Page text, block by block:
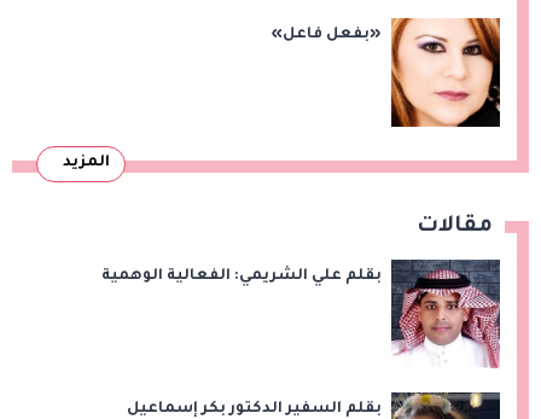
«بفعل فاعل»
المزيد
مقالات
بقلم علي الشريمي: الفعالية الوهمية
بقلم السفير الدكتور بكر إسماعيل